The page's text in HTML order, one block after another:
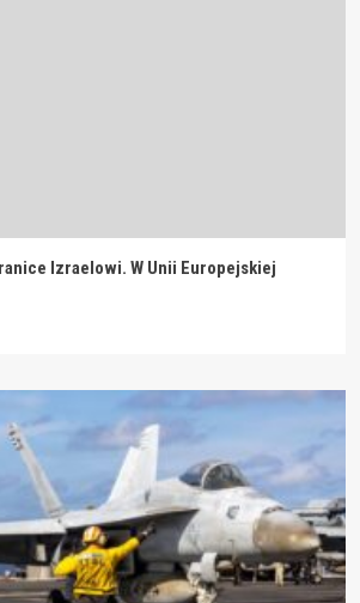
Izraelowi. W Unii Europejskiej